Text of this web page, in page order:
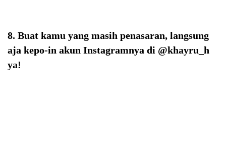
8. Buat kamu yang masih penasaran, langsung
aja kepo-in akun Instagramnya di @khayru_h
ya!